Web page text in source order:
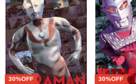
30%OFF 30%OFF